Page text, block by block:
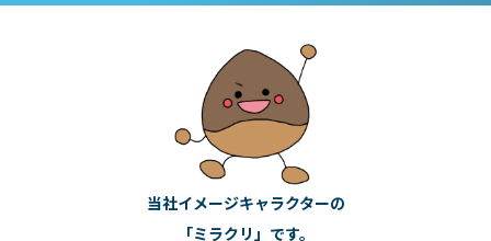
当社イメージキャラクターの
「ミラクリ」です。